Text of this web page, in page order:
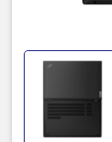
nối
1 x
to